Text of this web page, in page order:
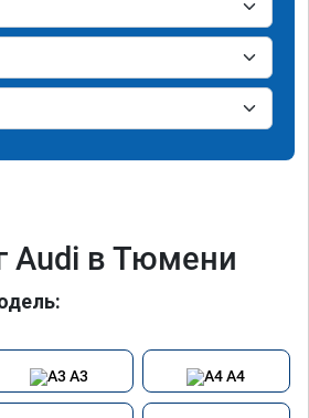
Audi в Тюмени
A3 A4